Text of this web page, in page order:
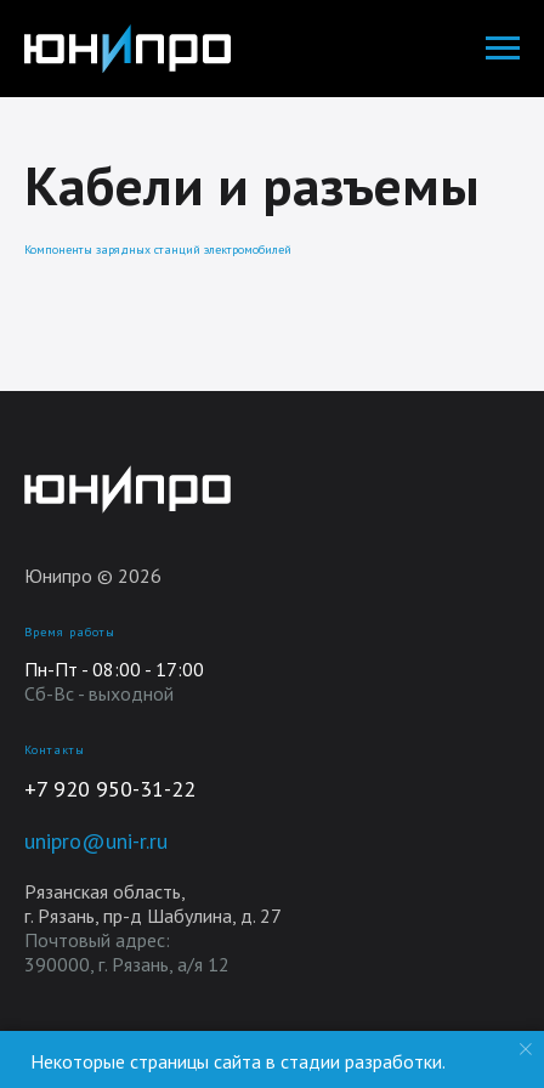
Кабели и разъемы
Компоненты зарядных станций электромобилей
Юнипро © 2026
Время работы
Пн-Пт - 08:00 - 17:00
Сб-Вс - выходной
Контакты
+7 920 950-31-22
unipro@uni-r.ru
Рязанская область,
г. Рязань, пр-д Шабулина, д. 27
Почтовый адрес:
390000, г. Рязань, а/я 12
Некоторые страницы сайта в стадии разработки.